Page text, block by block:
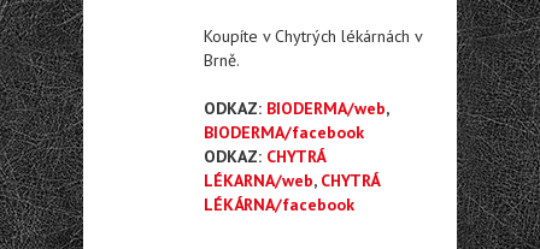
Koupíte v Chytrých lékárnách v
Brně.
ODKAZ: BIODERMA/web,
BIODERMA/facebook
ODKAZ: CHYTRÁ
LÉKARNA/web, CHYTRÁ
LÉKÁRNA/facebook